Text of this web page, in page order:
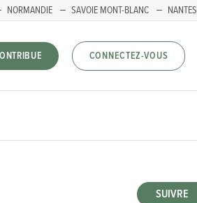
NORMANDIE SAVOIE MONT-BLANC NANTES
CONNECTEZ-VOUS
SUIVRE